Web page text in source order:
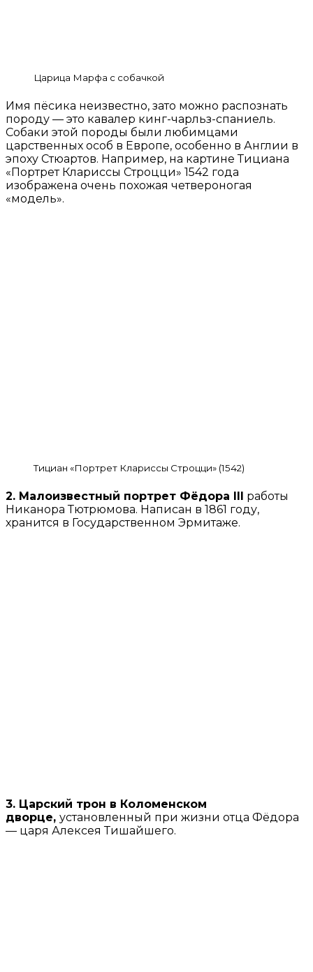
Царица Марфа с собачкой
Имя пёсика неизвестно, зато можно распознать
породу — это кавалер кинг-чарльз-спаниель.
Собаки этой породы были любимцами
царственных особ в Европе, особенно в Англии в
эпоху Стюартов. Например, на картине Тициана
«Портрет Клариссы Строцци» 1542 года
изображена очень похожая четвероногая
«модель».
Тициан «Портрет Клариссы Строцци» (1542)
2. Малоизвестный портрет Фёдора III
работы
Никанора Тютрюмова. Написан в 1861 году,
хранится в Государственном Эрмитаже.
3. Царский трон в Коломенском
дворце, установленный при жизни отца Фёдора
— царя Алексея Тишайшего.